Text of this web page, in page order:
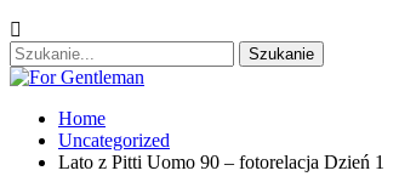
Home
Uncategorized
Lato z Pitti Uomo 90 – fotorelacja Dzień 1